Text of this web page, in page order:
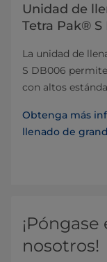
Unidad de
Tetra Pak®
La unidad de
S DB006
con altos
Obtenga más
llenado de
nosotros!